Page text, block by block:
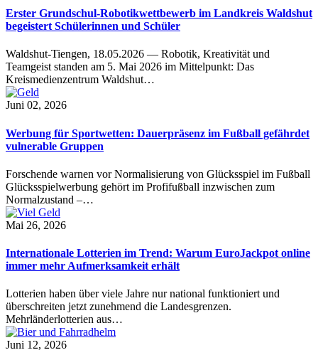
Erster Grundschul-Robotikwettbewerb im Landkreis Waldshut
begeistert Schülerinnen und Schüler
Waldshut-Tiengen, 18.05.2026 — Robotik, Kreativität und
Teamgeist standen am 5. Mai 2026 im Mittelpunkt: Das
Kreismedienzentrum Waldshut…
Juni 02, 2026
Werbung für Sportwetten: Dauerpräsenz im Fußball gefährdet
vulnerable Gruppen
Forschende warnen vor Normalisierung von Glücksspiel im Fußball
Glücksspielwerbung gehört im Profifußball inzwischen zum
Normalzustand –…
Mai 26, 2026
Internationale Lotterien im Trend: Warum EuroJackpot online
immer mehr Aufmerksamkeit erhält
Lotterien haben über viele Jahre nur national funktioniert und
überschreiten jetzt zunehmend die Landesgrenzen.
Mehrländerlotterien aus…
Juni 12, 2026